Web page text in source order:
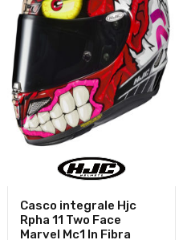
Casco integrale Hjc
Rpha 11 Two Face
Marvel Mc1 In Fibra